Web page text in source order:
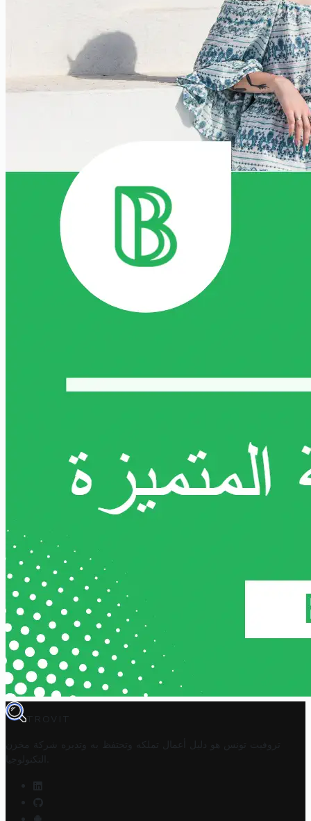
TROVIT
تروفيت تونس هو دليل أعمال تملكه وتحتفظ به وتديره
شركة مخزن
التكنولوجيا